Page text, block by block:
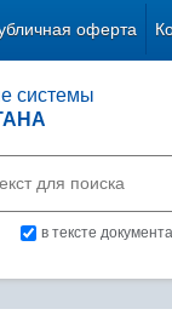
оферта
системы
в тексте документа